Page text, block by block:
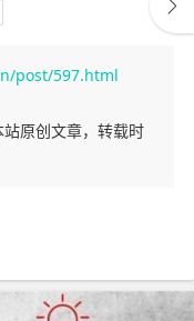
post/597.html
原创文章，转载时